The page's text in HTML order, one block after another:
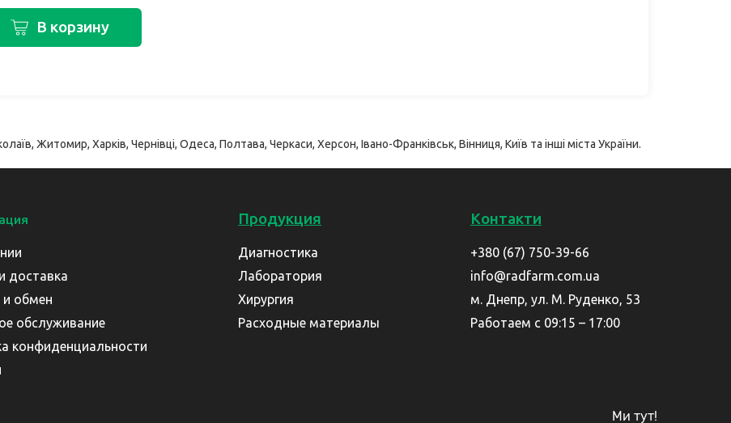
В корзину
Житомир, Харків, Чернівці, Одеса, Полтава, Черкаси, Херсон, Івано-Франківськ, Вінниця, Київ та інші міста України.
доставка
и обмен
обслуживание
конфиденциальности
Продукция
Диагностика
Лаборатория
Хирургия
Расходные материалы
Контакти
+380 (67) 750-39-66
info@radfarm.com.ua
м. Днепр, ул. М. Руденко, 53
Работаем с 09:15 – 17:00
Ми тут!